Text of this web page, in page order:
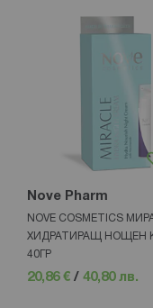
Nove Pharm
NOVE COSMETICS
ХИДРАТИРАЩ НОЩЕН
40ГР
20,86 € / 40,80 лв.